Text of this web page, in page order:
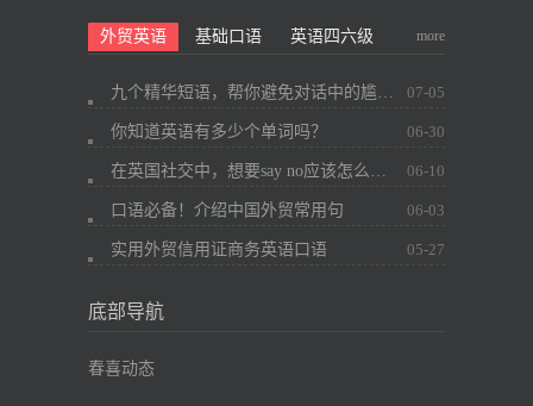
外贸英语 基础口语 英语四六级 more
07-05
你知道英语有多少个单词吗？ 06-30
06-10
口语必备！介绍中国外贸常用句 06-03
实用外贸信用证商务英语口语 05-27
底部导航
春喜动态